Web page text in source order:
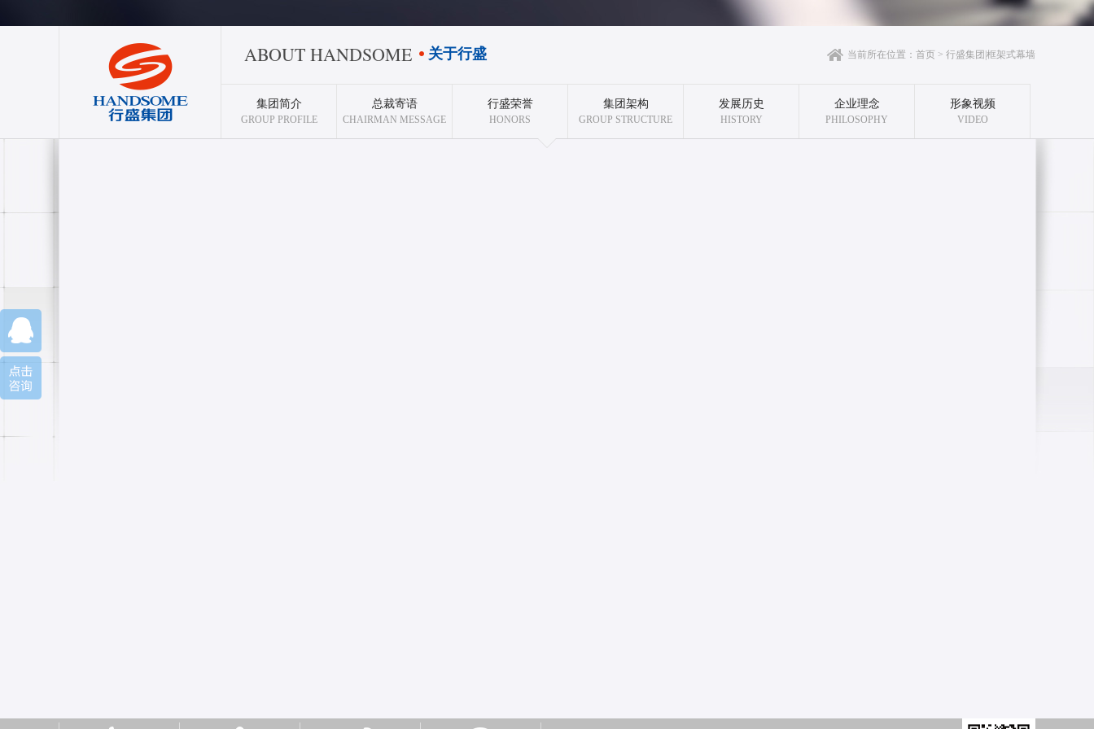
ABOUT HANDSOME 关于行盛 当前所在位置： 首页 > 行盛集团|框架式幕墙
集团简介
GROUP PROFILE
总裁寄语
CHAIRMAN MESSAGE
行盛荣誉
HONORS
集团架构
GROUP STRUCTURE
发展历史
HISTORY
企业理念
PHILOSOPHY
形象视频
VIDEO